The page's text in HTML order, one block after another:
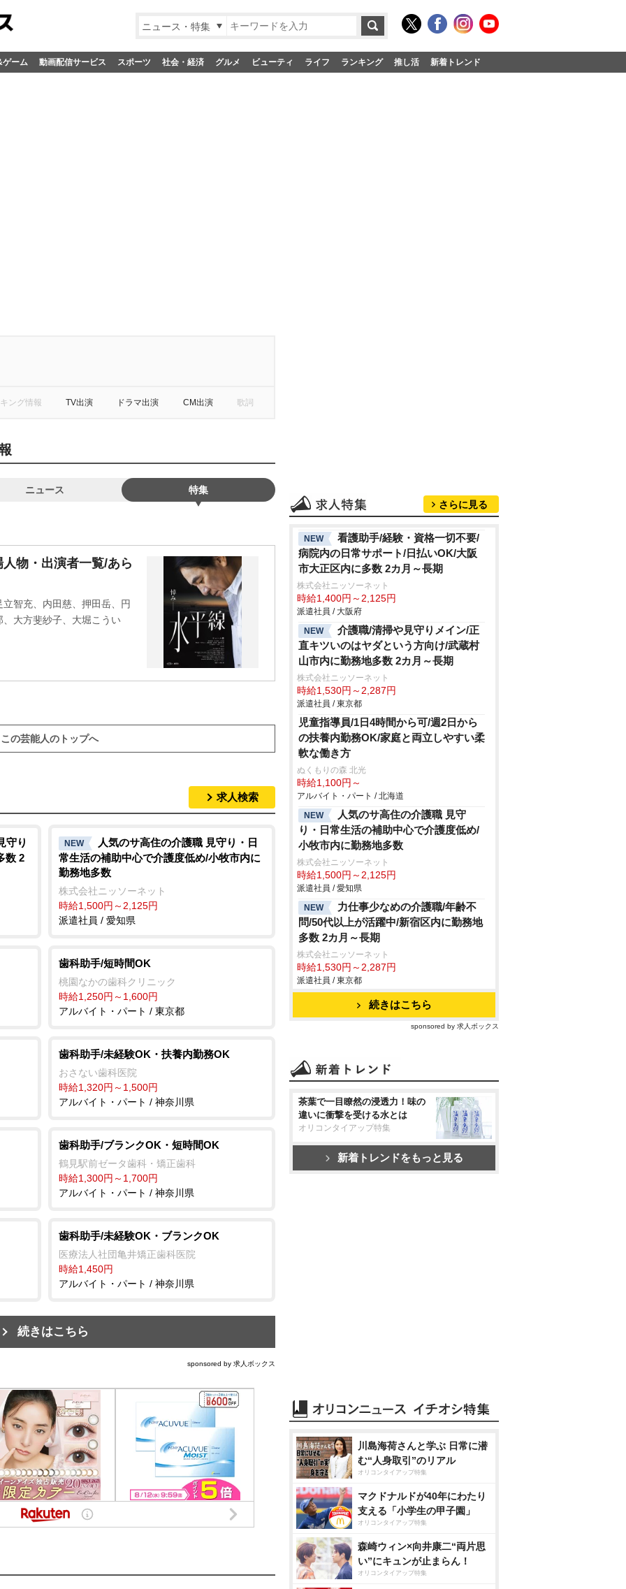
ニュース・特集
ゲーム 動画配信サービス スポーツ 社会・経済 グルメ ビューティ ライフ ランキング 推し活 新着トレンド
ング情報 TV出演 ドラマ出演 CM出演 歌詞
ニュース 特集
物・出演者一覧/あら
智充、内田慈、押田岳、円
大方斐紗子、大堀こうい
この芸能人のトップへ
求人検索
守り
数 2
NEW
人気のサ高住の介護職 見守り・日
常生活の補助中心で介護度低め/小牧市内に
勤務地多数
株式会社ニッソーネット
時給1,500円～2,125円
派遣社員 / 愛知県
歯科助手/短時間OK
桃園なかの歯科クリニック
時給1,250円～1,600円
アルバイト・パート / 東京都
歯科助手/未経験OK・扶養内勤務OK
おさない歯科医院
時給1,320円～1,500円
アルバイト・パート / 神奈川県
歯科助手/ブランクOK・短時間OK
鶴見駅前ゼータ歯科・矯正歯科
時給1,300円～1,700円
アルバイト・パート / 神奈川県
歯科助手/未経験OK・ブランクOK
医療法人社団亀井矯正歯科医院
時給1,450円
アルバイト・パート / 神奈川県
続きはこちら
sponsored by 求人ボックス
さらに見る
NEW
看護助手/経験・資格一切不要/
病院内の日常サポート/日払いOK/大阪
市大正区内に多数 2カ月～長期
株式会社ニッソーネット
時給1,400円～2,125円
派遣社員 / 大阪府
NEW
介護職/清掃や見守りメイン/正
直キツいのはヤダという方向け/武蔵村
山市内に勤務地多数 2カ月～長期
株式会社ニッソーネット
時給1,530円～2,287円
派遣社員 / 東京都
児童指導員/1日4時間から可/週2日から
の扶養内勤務OK/家庭と両立しやすい柔
軟な働き方
ぬくもりの森 北光
時給1,100円～
アルバイト・パート / 北海道
NEW
人気のサ高住の介護職 見守
り・日常生活の補助中心で介護度低め/
小牧市内に勤務地多数
株式会社ニッソーネット
時給1,500円～2,125円
派遣社員 / 愛知県
NEW
力仕事少なめの介護職/年齢不
問/50代以上が活躍中/新宿区内に勤務地
多数 2カ月～長期
株式会社ニッソーネット
時給1,530円～2,287円
派遣社員 / 東京都
続きはこちら
sponsored by 求人ボックス
茶葉で一目瞭然の浸透力！味の
違いに衝撃を受ける水とは
オリコンタイアップ特集
新着トレンドをもっと見る
川島海荷さんと学ぶ 日常に潜
む“人身取引”のリアル
オリコンタイアップ特集
マクドナルドが40年にわたり
支える「小学生の甲子園」
オリコンタイアップ特集
森崎ウィン×向井康二“両片思
い”にキュンが止まらん！
オリコンタイアップ特集